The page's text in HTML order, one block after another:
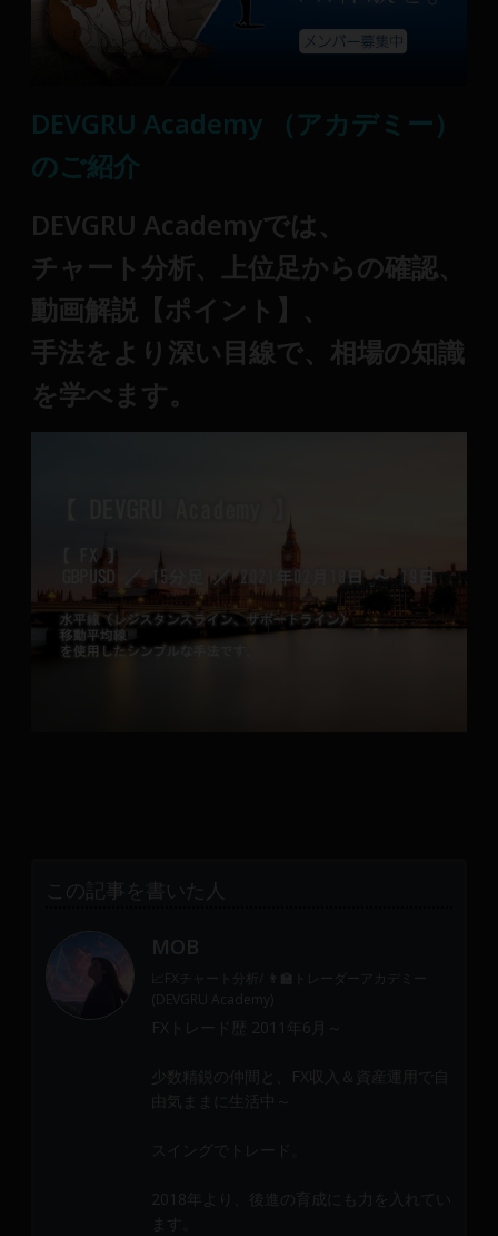
DEVGRU Academy （アカデミー）
のご紹介
DEVGRU Academyでは、
チャート分析、上位足からの確認、
動画解説【ポイント】、
手法をより深い目線で、相場の知識
を学べます。
この記事を書いた人
MOB
📈FXチャート分析/ 👨‍🏫トレーダーアカデミー
(DEVGRU Academy)
FXトレード歴 2011年6月～
少数精鋭の仲間と、FX収入＆資産運用で自
由気ままに生活中～
スイングでトレード。
2018年より、後進の育成にも力を入れてい
ます。